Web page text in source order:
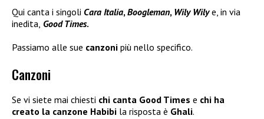
Qui canta i singoli Cara Italia,Boogleman, Wily Wilye, in via
inedita, Good Times.
Passiamo alle sue canzoni più nello specifico.
Canzoni
Se vi siete mai chiesti chi canta Good Times e chi ha
creato la canzone Habibi la risposta è Ghali.